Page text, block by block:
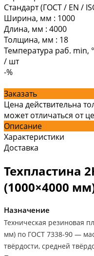
Стандарт (ГОСТ / EN /
Ширина, мм : 1000
Длина, мм : 4000
Толщина, мм : 18
Температура раб. min,
/ шт
-%
Заказать
Цена действительна
может отличаться от
Описание
Характеристики
Доставка
Техпластина
(1000×4000
Назначение
Техническая резиновая
мм) по ГОСТ 7338-90 —
твёрдости, средней